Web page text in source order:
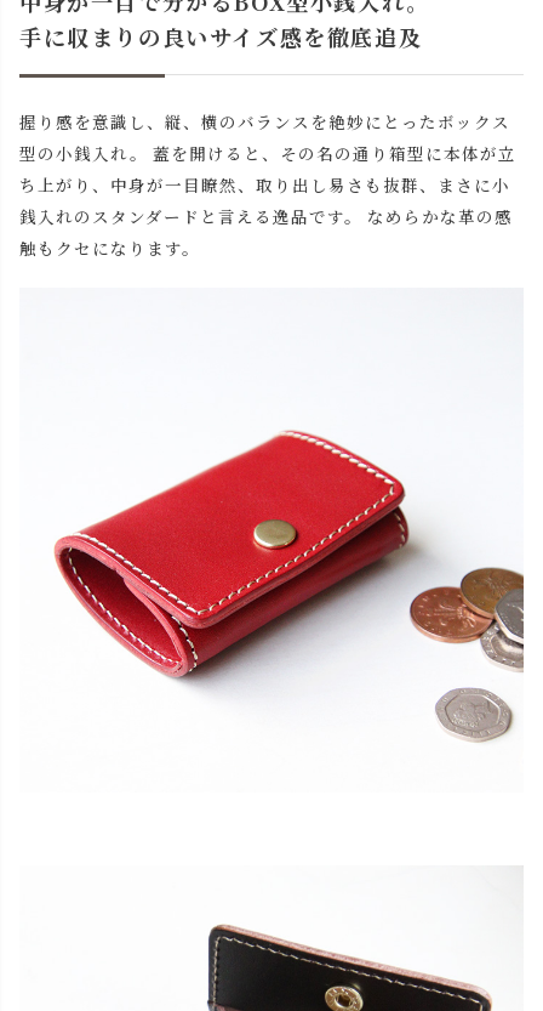
手に収まりの良いサイズ感を徹底追及
握り感を意識し、縦、横のバランスを絶妙にとったボックス
型の小銭入れ。 蓋を開けると、その名の通り箱型に本体が立
ち上がり、中身が一目瞭然、取り出し易さも抜群、まさに小
銭入れのスタンダードと言える逸品です。 なめらかな革の感
触もクセになります。